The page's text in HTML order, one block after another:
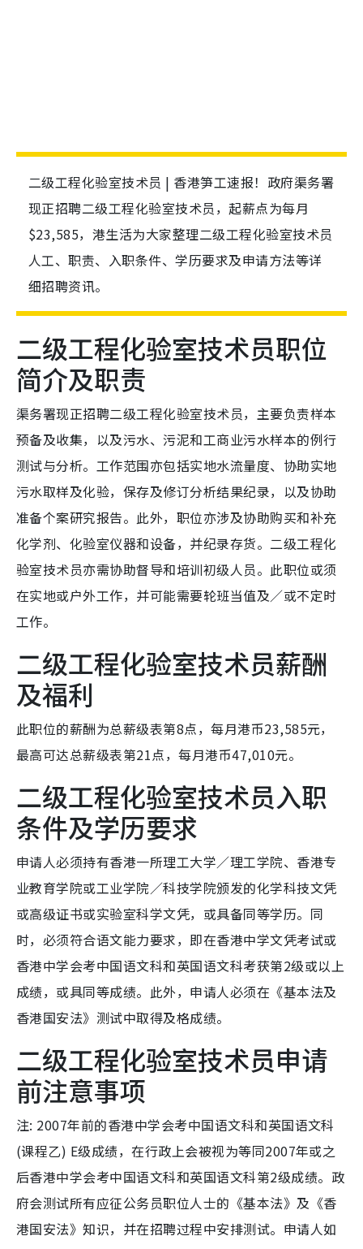
二级工程化验室技术员 | 香港笋工速报！政府渠务署
现正招聘二级工程化验室技术员，起薪点为每月
$23,585，港生活为大家整理二级工程化验室技术员
人工、职责、入职条件、学历要求及申请方法等详
细招聘资讯。
二级工程化验室技术员职位
简介及职责
渠务署现正招聘二级工程化验室技术员，主要负责样本
预备及收集，以及污水、污泥和工商业污水样本的例行
测试与分析。工作范围亦包括实地水流量度、协助实地
污水取样及化验，保存及修订分析结果纪录，以及协助
准备个案研究报告。此外，职位亦涉及协助购买和补充
化学剂、化验室仪器和设备，并纪录存货。二级工程化
验室技术员亦需协助督导和培训初级人员。此职位或须
在实地或户外工作，并可能需要轮班当值及／或不定时
工作。
二级工程化验室技术员薪酬
及福利
此职位的薪酬为总薪级表第8点，每月港币23,585元，
最高可达总薪级表第21点，每月港币47,010元。
二级工程化验室技术员入职
条件及学历要求
申请人必须持有香港一所理工大学／理工学院、香港专
业教育学院或工业学院／科技学院颁发的化学科技文凭
或高级证书或实验室科学文凭，或具备同等学历。同
时，必须符合语文能力要求，即在香港中学文凭考试或
香港中学会考中国语文科和英国语文科考获第2级或以上
成绩，或具同等成绩。此外，申请人必须在《基本法及
香港国安法》测试中取得及格成绩。
二级工程化验室技术员申请
前注意事项
注: 2007年前的香港中学会考中国语文科和英国语文科
(课程乙) E级成绩，在行政上会被视为等同2007年或之
后香港中学会考中国语文科和英国语文科第2级成绩。政
府会测试所有应征公务员职位人士的《基本法》及《香
港国安法》知识，并在招聘过程中安排测试。申请人如